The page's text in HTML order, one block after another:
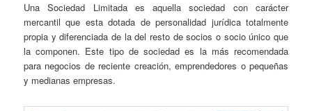
Una Sociedad Limitada es aquella sociedad con carácter
mercantil que esta dotada de personalidad jurídica totalmente
propia y diferenciada de la del resto de socios o socio único que
la componen. Este tipo de sociedad es la más recomendada
para negocios de reciente creación, emprendedores o pequeñas
y medianas empresas.